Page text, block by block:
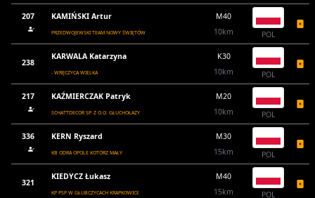
207 KAMIŃSKI Artur
PRZEDWOJEWSKI TEAM NOWY ŚWIĘTÓW
M40
10km
POL
238
KARWALA Katarzyna
- WRĘCZYCA WIELKA
K30
10km
POL
217 KAŹMIERCZAK Patryk
SCHATTDECOR SP. Z O.O. GŁUCHOŁAZY
M20
10km
POL
336 KERN Ryszard
KB ODRA OPOLE KOTÓRZ MAŁY
M30
15km
POL
321
KIEDYCZ Łukasz
KP PSP W GŁUBCZYCACH KRAPKOWICE
M40
15km
POL